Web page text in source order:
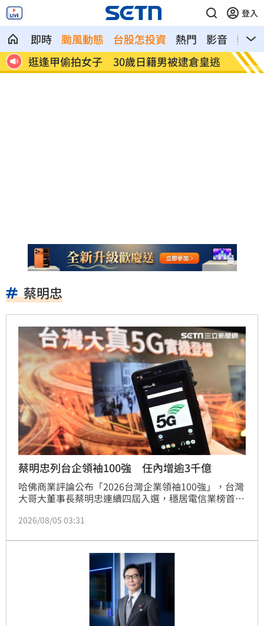
登入
即時 颱風動態 台股怎投資 熱門 影音
熱搜
逃
姜厚任揭「和女友前夫是好友」撇小三傳
言
挺賴
蔡明忠
蔡明忠列台企領袖100強 任內增逾3千億
哈佛商業評論公布「2026台灣企業領袖100強」，台灣
大哥大董事長蔡明忠連續四屆入選，穩居電信業榜首。
總股東報酬率高達288%。面對AI浪潮，蔡明忠強調企
值。本屆榜單由科技業主導，百強總市值激增至98.99
兆元，反映AI正重塑企業競爭規則。台灣大上半年表現
亮眼，稅後淨利年增25%，每股盈餘達2.86元，持續領
先同業，展現長期經營實力。
2026/08/05 03:31